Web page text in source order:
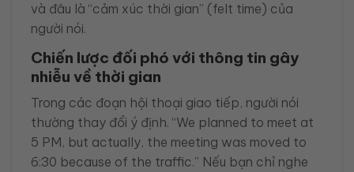
và đâu là “cảm xúc thời gian” (felt time) của
người nói.
Chiến lược đối phó với thông tin gây
nhiễu về thời gian
Trong các đoạn hội thoại giao tiếp, người nói
thường thay đổi ý định. “We planned to meet at
5 PM, but actually, the meeting was moved to
6:30 because of the traffic.” Nếu bạn chỉ nghe